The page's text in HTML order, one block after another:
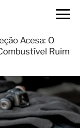
Acesa: O
Ruim